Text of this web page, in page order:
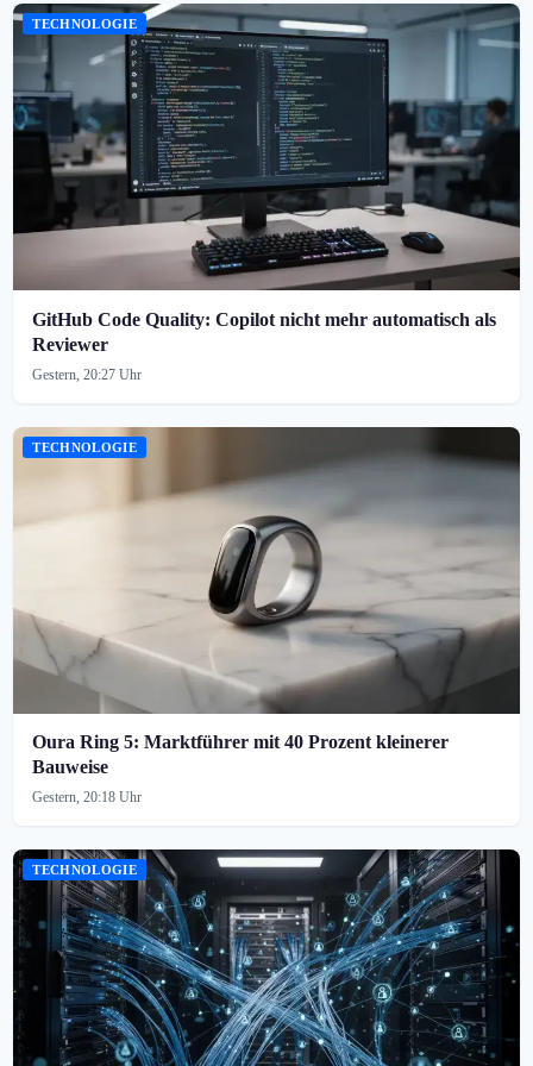
TECHNOLOGIE
GitHub Code Quality: Copilot nicht mehr automatisch als
Reviewer
Gestern, 20:27 Uhr
TECHNOLOGIE
Oura Ring 5: Marktführer mit 40 Prozent kleinerer
Bauweise
Gestern, 20:18 Uhr
TECHNOLOGIE